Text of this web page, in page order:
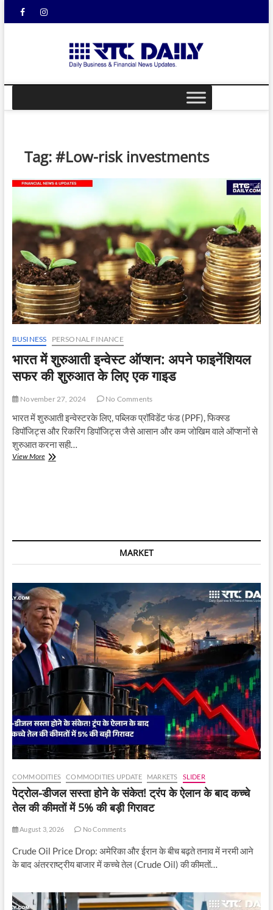
FacebookInstagram
DAILY
Tag:#Low-risk investments
BUSINESS PERSONAL FINANCE
भारत में शुरुआती इन्वेस्ट ऑप्शन: अपने फाइनेंशियल
सफर की शुरुआत के लिए एक गाइड
November 27, 2024 No Comments
भारत में शुरुआती इन्वेस्टरके लिए, पब्लिक प्रॉविडेंट फंड (PPF), फिक्स्ड
डिपॉजिट्स और रिकरिंग डिपॉजिट्स जैसे आसान और कम जोखिम वाले ऑप्शनों से
शुरुआत करना सही…
View Moreभारत
की
के
एक
गाइड
MARKET
COMMODITIES COMMODITIES UPDATE MARKETS SLIDER
पेट्रोल-डीजल सस्ता होने के संकेत! ट्रंप के ऐलान के बाद कच्चे
तेल की कीमतों में 5% की बड़ी गिरावट
August 3, 2026 No Comments
Crude Oil Price Drop: अमेरिका और ईरान के बीच बढ़ते तनाव में नरमी आने
के बाद अंतरराष्ट्रीय बाजार में कच्चे तेल (Crude Oil) की कीमतों…